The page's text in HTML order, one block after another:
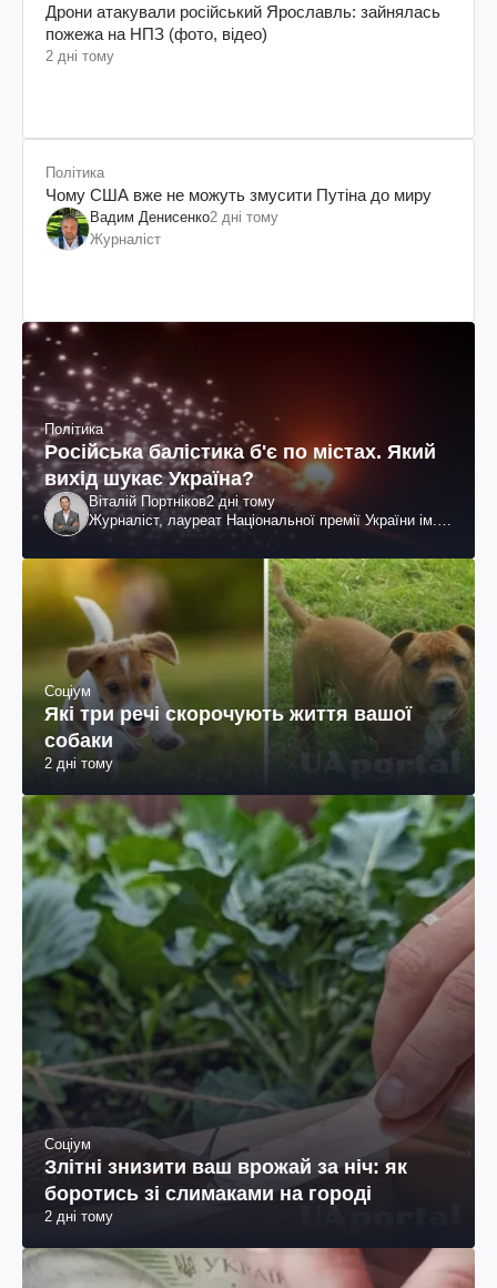
Дрони атакували російський Ярославль: зайнялась
пожежа на НПЗ (фото, відео)
2 дні тому
Політика
Чому США вже не можуть змусити Путіна до миру
Вадим Денисенко2 дні тому
Журналіст
Політика
Російська балістика б'є по містах. Який
вихід шукає Україна?
Віталій Портніков2 дні тому
Журналіст, лауреат Національної премії України ім.
Соціум
Які три речі скорочують життя вашої
собаки
2 дні тому
Соціум
Злітні знизити ваш врожай за ніч: як
боротись зі слимаками на городі
2 дні тому